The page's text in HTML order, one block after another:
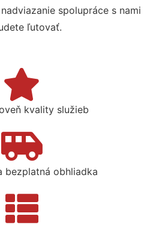
spolupráce s nami
ľutovať.
kvality služieb
bezplatná obhliadka